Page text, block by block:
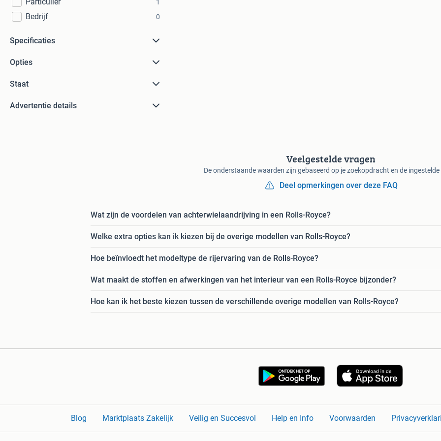
1
Bedrijf 0
Specificaties
Opties
Staat
Advertentie details
Veelgestelde vragen
De onderstaande waarden zijn gebaseerd op je zoekopdracht en de
Deel opmerkingen over deze FAQ
Wat zijn de voordelen van achterwielaandrijving in een Rolls-Royce?
Welke extra opties kan ik kiezen bij de overige modellen van Rolls-Royce?
Hoe beïnvloedt het modeltype de rijervaring van de Rolls-Royce?
Wat maakt de stoffen en afwerkingen van het interieur van een Rolls-Royce bijzonder?
Hoe kan ik het beste kiezen tussen de verschillende overige modellen van Rolls-Royce?
Blog Marktplaats Zakelijk Veilig en Succesvol Help en Info Voorwaarden